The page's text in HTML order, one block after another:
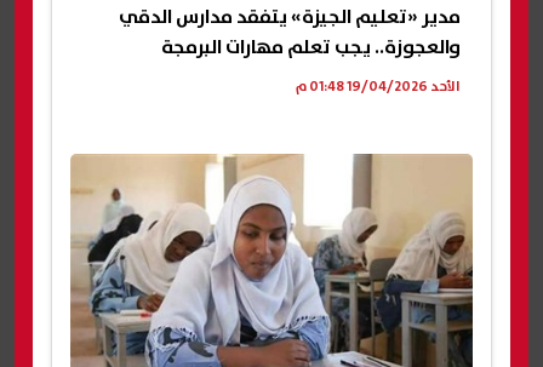
​مدير «تعليم الجيزة» يتفقد مدارس الدقي
والعجوزة.. يجب تعلم مهارات البرمجة
الأحد 19/04/2026 01:48 م